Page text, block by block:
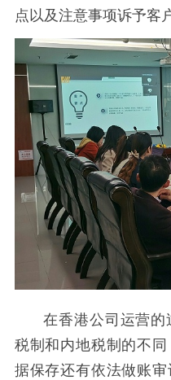
点以及注意事项诉予客
在香港公司运营
税制和内地税制的不
据保存还有依法做账审